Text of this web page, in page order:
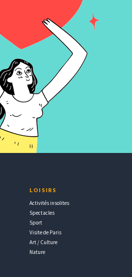
LOISIRS
Activités insolites
Spectacles
Sport
Visite de Paris
Art / Culture
Nature